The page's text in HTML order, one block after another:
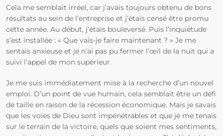
Cela me semblait irréel, car j’avais toujours obtenu de bons
résultats au sein de l’entreprise et j’étais censé être promu
cette année. Au début, j’étais bouleversé. Puis l’inquiétude
s’est installée : « Que vais-je faire maintenant ? » Je me
sentais anxieuse et je n’ai pas pu fermer l’œil de la nuit qui a
suivi l’appel de mon supérieur.
Je me suis immédiatement mise à la recherche d’un nouvel
emploi. D’un point de vue humain, cela semblait être un défi
de taille en raison de la récession économique. Mais je savais
que les voies de Dieu sont impénétrables et que je me tenais
sur le terrain de la victoire, quels que soient mes sentiments,